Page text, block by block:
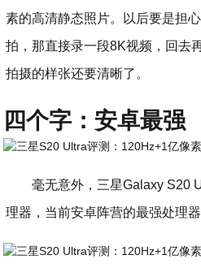
素的高清静态照片。以后要是担
拍，那直接录一段8K视频，回去
拍摄的样张还要清晰了。
四个字：安卓最强
毫无意外，三星Galaxy S20
理器，当前安卓阵营的最强处理器